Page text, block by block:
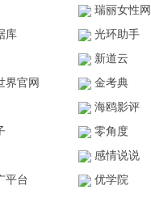
瑞丽女性网
库 光环助手
新道云
界官网 金考典
海鸥影评
零角度
感情说说
平台 优学院